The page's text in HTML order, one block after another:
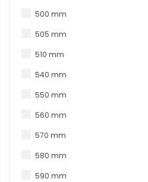
500 mm
505 mm
510 mm
540 mm
550 mm
560 mm
570 mm
580 mm
590 mm